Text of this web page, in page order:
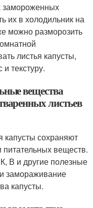
замороженных
их в холодильник на
можно разморозить
листья капусты,
текстуру.
вещества
листьев
капусты сохраняют
веществ.
В и другие полезные
замораживание
капусты.